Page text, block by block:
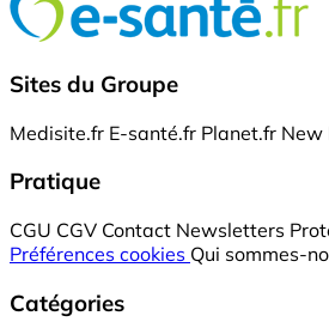
Sites du Groupe
Medisite.fr E-santé.fr Planet.fr New
Pratique
CGU CGV Contact Newsletters
Préférences cookies Qui sommes-
Catégories